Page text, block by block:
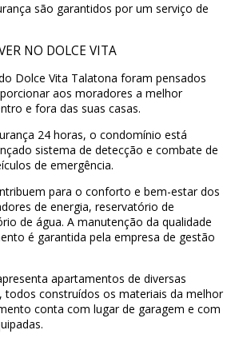
são garantidos por um serviço de
NO DOLCE VITA
Dolce Vita Talatona foram pensados
aos moradores a melhor
e fora das suas casas.
24 horas, o condomínio está
sistema de detecção e combate de
de emergência.
para o conforto e bem-estar dos
de energia, reservatório de
de água. A manutenção da qualidade
é garantida pela empresa de gestão
apartamentos de diversas
todos construídos os materiais da melhor
conta com lugar de garagem e com